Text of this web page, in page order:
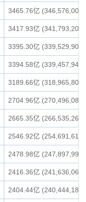
3465.76亿
3417.93亿
3395.30亿
3394.58亿
3189.66亿
2704.96亿
2665.35亿
2546.92亿
2478.98亿
2416.36亿
2404.44亿